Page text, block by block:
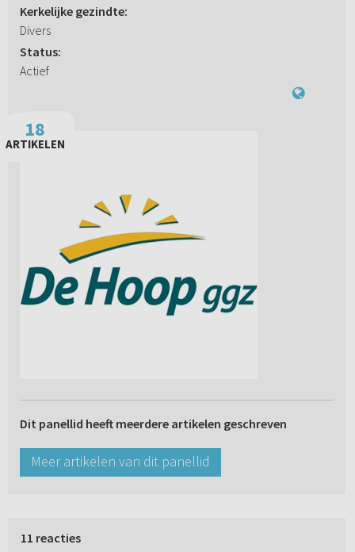
Kerkelijke gezindte:
Divers
Status:
Actief
18
ARTIKELEN
Dit panellid heeft meerdere artikelen geschreven
Meer artikelen van dit panellid
11 reacties